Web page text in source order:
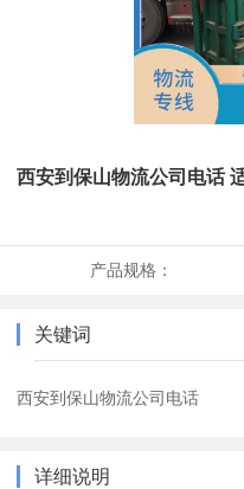
西安到保山物流公司电话
产品规格：
关键词
西安到保山物流公司电话
详细说明